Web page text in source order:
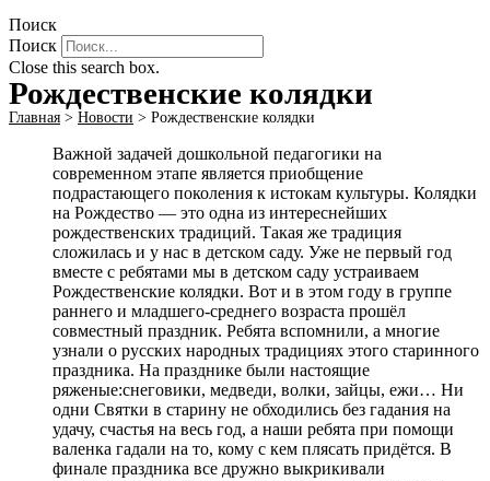
Поиск
Поиск
Close this search box.
Рождественские колядки
Главная > Новости > Рождественские колядки
Важной задачей дошкольной педагогики на
современном этапе является приобщение
подрастающего поколения к истокам культуры. Колядки
на Рождество — это одна из интереснейших
рождественских традиций. Такая же традиция
сложилась и у нас в детском саду. Уже не первый год
вместе с ребятами мы в детском саду устраиваем
Рождественские колядки. Вот и в этом году в группе
раннего и младшего-среднего возраста прошёл
совместный праздник. Ребята вспомнили, а многие
узнали о русских народных традициях этого старинного
праздника. На празднике были настоящие
ряженые:снеговики, медведи, волки, зайцы, ежи… Ни
одни Святки в старину не обходились без гадания на
удачу, счастья на весь год, а наши ребята при помощи
валенка гадали на то, кому с кем плясать придётся. В
финале праздника все дружно выкрикивали